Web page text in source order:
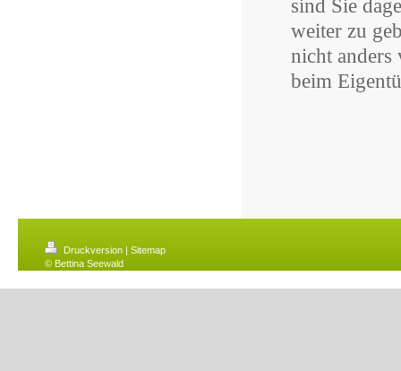
sind Sie
weiter zu
nicht anders
beim
Druckversion | Sitemap
© Bettina Seewald